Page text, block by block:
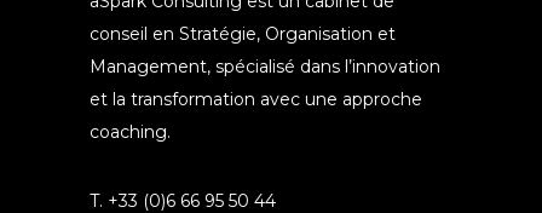
conseil en Stratégie, Organisation et
Management, spécialisé dans l’innovation
et la transformation avec une approche
coaching.
T. +33 (0)6 66 95 50 44